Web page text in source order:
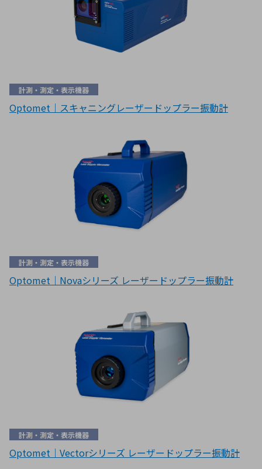
計測・測定・表示機器
Optomet｜スキャニングレーザードップラー振動計
計測・測定・表示機器
Optomet｜Novaシリーズ レーザードップラー振動計
計測・測定・表示機器
Optomet｜Vectorシリーズ レーザードップラー振動計